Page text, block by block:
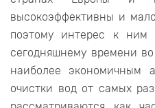
высокоэффективны и
поэтому интерес к ним
сегодняшнему времени
наиболее экономичным
очистки вод от самых